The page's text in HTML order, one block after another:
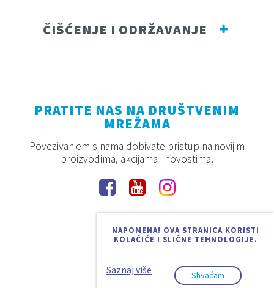
ČIŠĆENJE I ODRŽAVANJE
NAPOMENA! OVA STRANICA KORISTI
KOLAČIĆE I SLIČNE TEHNOLOGIJE.
Saznaj više Shvaćam
PRATITE NAS NA DRUŠTVENIM
MREŽAMA
Povezivanjem s nama dobivate pristup najnovijim
proizvodima, akcijama i novostima.